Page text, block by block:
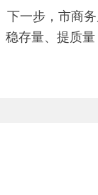
一步，市商务
存量、提质量